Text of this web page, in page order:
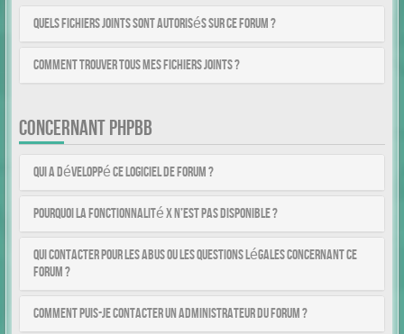
Quels fichiers joints sont autorisés sur ce forum ?
Comment trouver tous mes fichiers joints ?
CONCERNANT PHPBB
Qui a développé ce logiciel de forum ?
Pourquoi la fonctionnalité X n’est pas disponible ?
Qui contacter pour les abus ou les questions légales concernant ce
forum ?
Comment puis-je contacter un administrateur du forum ?